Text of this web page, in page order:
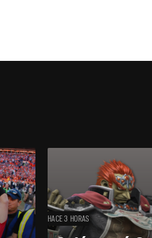
HACE 3 HORAS